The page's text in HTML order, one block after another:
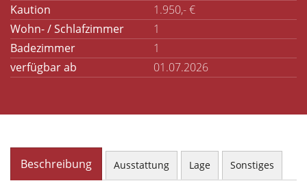
Kaution
1.950,- €
Wohn- / Schlafzimmer
1
Badezimmer
1
verfügbar ab
01.07.2026
Beschreibung Ausstattung Lage Sonstiges